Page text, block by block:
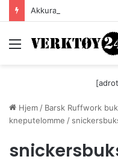
Akkurat nå er batteri-
Meny
Hjem / Barsk Ruffwork
kneputelomme /